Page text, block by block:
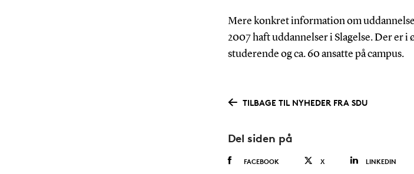
Mere konkret information om
2007 haft uddannelser i Slagelse. Der er
studerende og ca. 60 ansatte på campus.
TILBAGE TIL NYHEDER FRA SDU
Del siden på
FACEBOOK X LINKEDIN